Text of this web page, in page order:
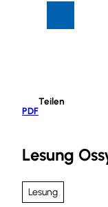
PDF
Teilen
Lesung
Lesung